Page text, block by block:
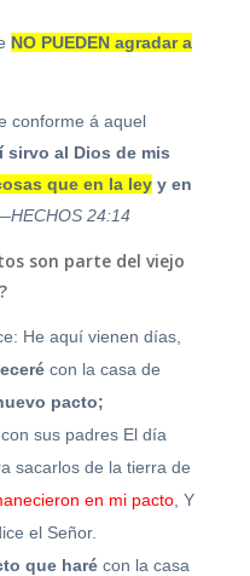
NO PUEDEN agradar a
conforme á aquel
sirvo al Dios de mis
que en la leyy en
24:14
son parte del viejo
He aquí vienen días,
con la casa de
pacto;
sus padres El día
sacarlos de la tierra de
en mi pacto, Y
el Señor.
que harécon la casa